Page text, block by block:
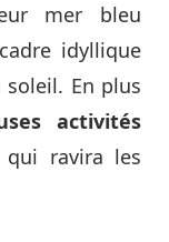
mer bleu
idyllique
En plus
activités
ravira les